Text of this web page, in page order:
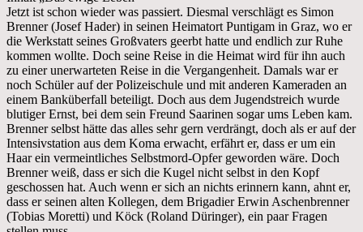
Jetzt ist schon wieder was passiert. Diesmal verschlägt es Simon
Brenner (Josef Hader) in seinen Heimatort Puntigam in Graz, wo er
die Werkstatt seines Großvaters geerbt hatte und endlich zur Ruhe
kommen wollte. Doch seine Reise in die Heimat wird für ihn auch
zu einer unerwarteten Reise in die Vergangenheit. Damals war er
noch Schüler auf der Polizeischule und mit anderen Kameraden an
einem Banküberfall beteiligt. Doch aus dem Jugendstreich wurde
blutiger Ernst, bei dem sein Freund Saarinen sogar ums Leben kam.
Brenner selbst hätte das alles sehr gern verdrängt, doch als er auf der
Intensivstation aus dem Koma erwacht, erfährt er, dass er um ein
Haar ein vermeintliches Selbstmord-Opfer geworden wäre. Doch
Brenner weiß, dass er sich die Kugel nicht selbst in den Kopf
geschossen hat. Auch wenn er sich an nichts erinnern kann, ahnt er,
dass er seinen alten Kollegen, dem Brigadier Erwin Aschenbrenner
(Tobias Moretti) und Köck (Roland Düringer), ein paar Fragen